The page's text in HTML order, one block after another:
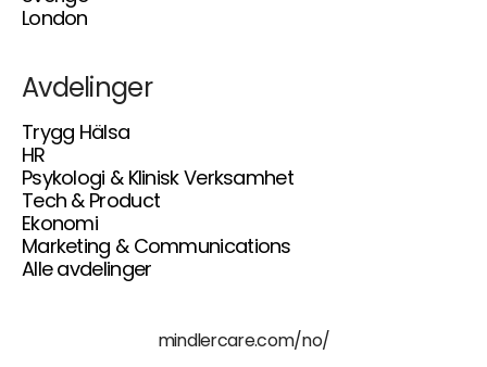
London
Avdelinger
Trygg Hälsa
HR
Psykologi & Klinisk Verksamhet
Tech & Product
Ekonomi
Marketing & Communications
Alle avdelinger
mindlercare.com/no/